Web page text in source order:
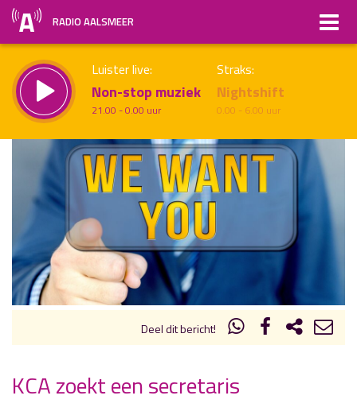
RADIO AALSMEER
Luister live:
Non-stop muziek
21.00 - 0.00 uur
Straks:
Nightshift
0.00 - 6.00 uur
Vorig uur uur 1 van x Volgend uur
Inklappen
Deel dit bericht!
KCA zoekt een secretaris